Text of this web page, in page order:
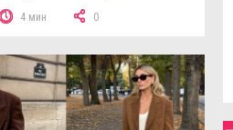
4 мин 0